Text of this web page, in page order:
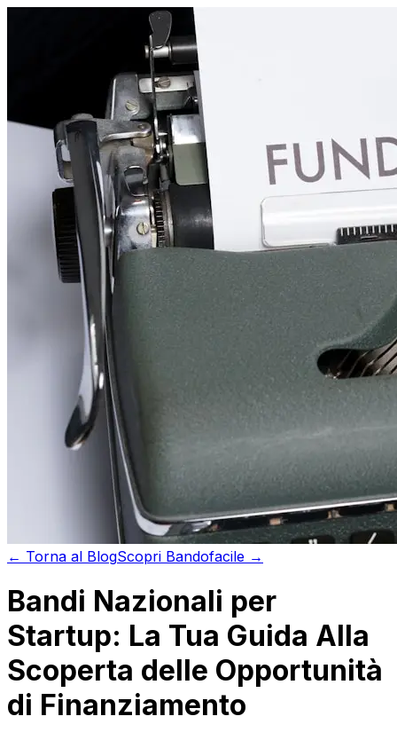
← Torna al BlogScopri Bandofacile →
Bandi Nazionali per
Startup: La Tua Guida Alla
Scoperta delle Opportunità
di Finanziamento